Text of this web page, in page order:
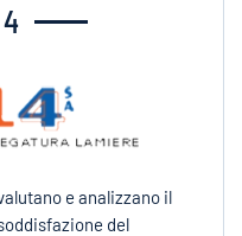
e analizzano il
del